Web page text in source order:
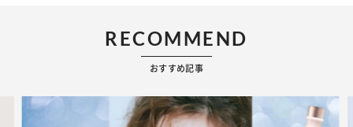
RECOMMEND
おすすめ記事